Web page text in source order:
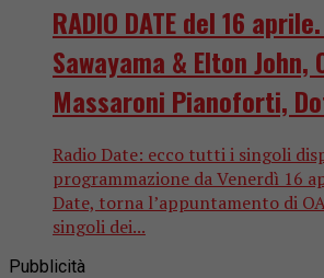
RADIO DATE del 16
Sawayama & Elton John,
Massaroni Pianoforti,
Radio Date: ecco tutti i singoli
programmazione da Venerdì 16
Date, torna l’appuntamento di
singoli dei...
Pubblicità